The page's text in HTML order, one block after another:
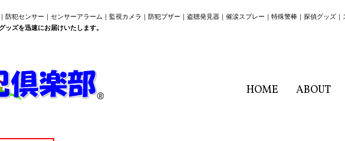
防犯センサー｜センサーアラーム｜監視カメラ｜防犯ブザー｜盗聴発見器｜催涙スプレー｜特殊警棒｜探偵グッズ
ズを迅速にお届けいたします。
HOME ABOUT